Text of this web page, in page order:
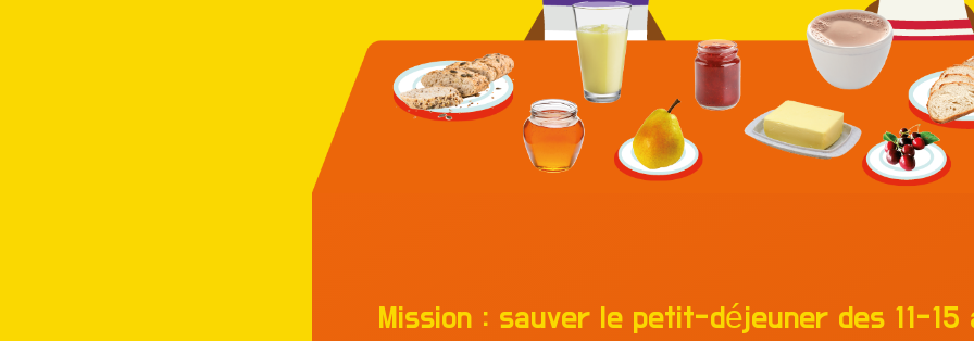
Mission : sauver le petit-déjeuner des 11-15